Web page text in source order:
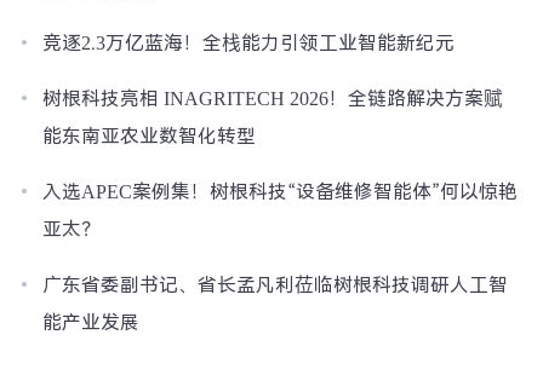
竞逐2.3万亿蓝海！全栈能力引领工业智能新纪元
树根科技亮相 INAGRITECH 2026！全链路解决方案赋
能东南亚农业数智化转型
入选APEC案例集！树根科技“设备维修智能体”何以惊艳
亚太？
广东省委副书记、省长孟凡利莅临树根科技调研人工智
能产业发展